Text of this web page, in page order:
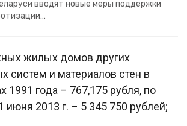
вводят новые меры поддержки
жилых домов других
систем и материалов стен в
1991 года – 767,175 рубля, по
июня 2013 г. – 5 345 750 рублей;